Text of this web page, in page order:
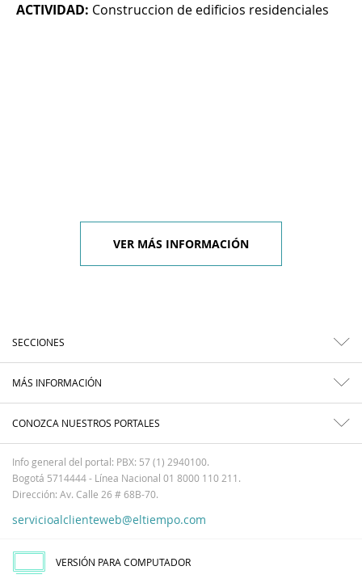
ACTIVIDAD: Construccion de edificios residenciales
VER MÁS INFORMACIÓN
SECCIONES
MÁS INFORMACIÓN
CONOZCA NUESTROS PORTALES
Info general del portal: PBX: 57 (1) 2940100.
Bogotá 5714444 - Línea Nacional 01 8000 110 211.
Dirección: Av. Calle 26 # 68B-70.
servicioalclienteweb@eltiempo.com
VERSIÓN PARA COMPUTADOR